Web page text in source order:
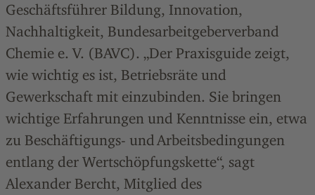
Geschäftsführer Bildung, Innovation,
Nachhaltigkeit, Bundesarbeitgeberverband
Chemie e. V. (BAVC). „Der Praxisguide zeigt,
wie wichtig es ist, Betriebsräte und
Gewerkschaft mit einzubinden. Sie bringen
wichtige Erfahrungen und Kenntnisse ein, etwa
zu Beschäftigungs- und Arbeitsbedingungen
entlang der Wertschöpfungskette“, sagt
Alexander Bercht, Mitglied des